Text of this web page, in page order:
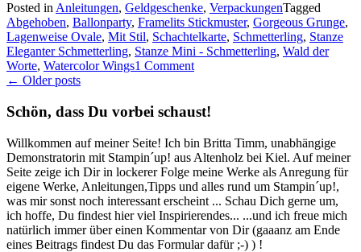
Posted in Anleitungen, Geldgeschenke, VerpackungenTagged
Abgehoben, Ballonparty, Framelits Stickmuster, Gorgeous Grunge,
Lagenweise Ovale, Mit Stil, Schachtelkarte, Schmetterling, Stanze
Eleganter Schmetterling, Stanze Mini - Schmetterling, Wald der
Worte, Watercolor Wings1 Comment
Posts
← Older posts
Schön, dass Du vorbei schaust!
Willkommen auf meiner Seite! Ich bin Britta Timm, unabhängige
Demonstratorin mit Stampin´up! aus Altenholz bei Kiel. Auf meiner
Seite zeige ich Dir in lockerer Folge meine Werke als Anregung für
eigene Werke, Anleitungen,Tipps und alles rund um Stampin´up!,
was mir sonst noch interessant erscheint ... Schau Dich gerne um,
ich hoffe, Du findest hier viel Inspirierendes... ...und ich freue mich
natürlich immer über einen Kommentar von Dir (gaaanz am Ende
eines Beitrags findest Du das Formular dafür ;-) ) !